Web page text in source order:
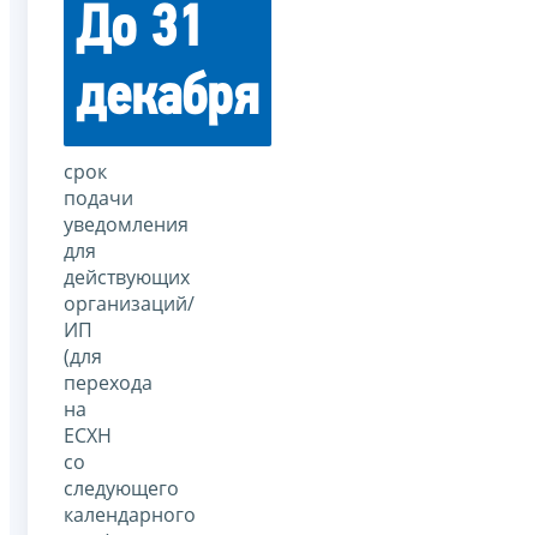
До 31
декабря
срок
подачи
уведомления
для
действующих
организаций/
ИП
(для
перехода
на
ЕСХН
со
следующего
календарного